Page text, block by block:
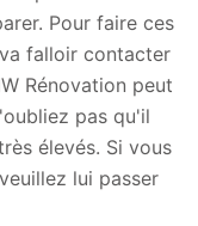
Pour faire ces
falloir contacter
Rénovation peut
pas qu'il
élevés. Si vous
lui passer